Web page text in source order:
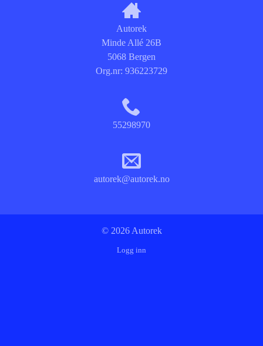
Autorek
Minde Allé 26B
5068 Bergen
Org.nr: 936223729
55298970
autorek@autorek.no
© 2026 Autorek
Logg inn